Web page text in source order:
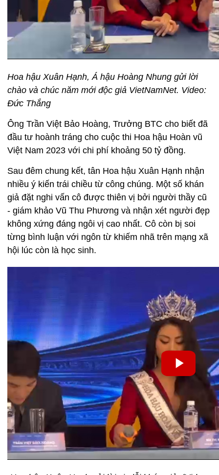
Hoa hậu Xuân Hạnh, Á hậu Hoàng Nhung gửi lời
chào và chúc năm mới độc giả VietNamNet. Video:
Đức Thắng
Ông Trần Việt Bảo Hoàng, Trưởng BTC cho biết đã
đầu tư hoành tráng cho cuộc thi Hoa hậu Hoàn vũ
Việt Nam 2023 với chi phí khoảng 50 tỷ đồng.
Sau đêm chung kết, tân Hoa hậu Xuân Hạnh nhận
nhiều ý kiến trái chiều từ công chúng. Một số khán
giả đặt nghi vấn cô được thiên vị bởi người thầy cũ
- giám khảo Vũ Thu Phương và nhận xét người đẹp
không xứng đáng ngôi vị cao nhất. Cô còn bị soi
từng bình luận với ngôn từ khiếm nhã trên mạng xã
hội lúc còn là học sinh.